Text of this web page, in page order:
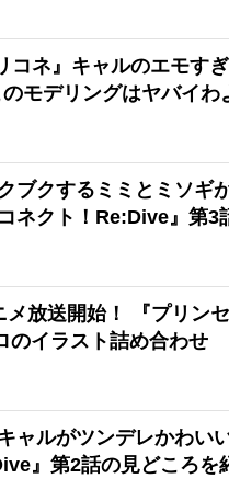
コネ』キャルのエモす
モデリングはヤバイわ
ブクするミミとミソギ
ネクト！Re:Dive』第3
放送開始！ 『プリン
のイラスト詰め合わせ
ャルがツンデレかわい
』第2話の見どころを